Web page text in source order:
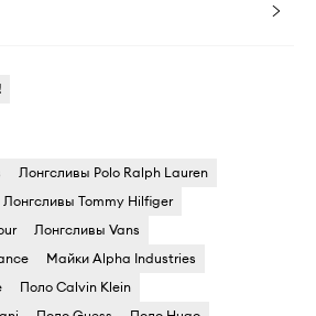
Лонгсливы Polo Ralph Lauren
Лонгсливы Tommy Hilfiger
Лонгсливы Vans
Майки Alpha Industries
Поло Calvin Klein